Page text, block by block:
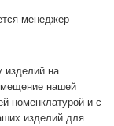
менеджер
изделий на
нашей
номенклатурой и с
изделий для